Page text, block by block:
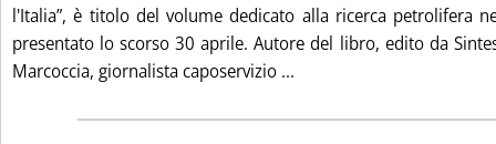
l'Italia”, è titolo del volume dedicato alla ricerca petrolifera
presentato lo scorso 30 aprile. Autore del libro, edito da
Marcoccia, giornalista caposervizio ...